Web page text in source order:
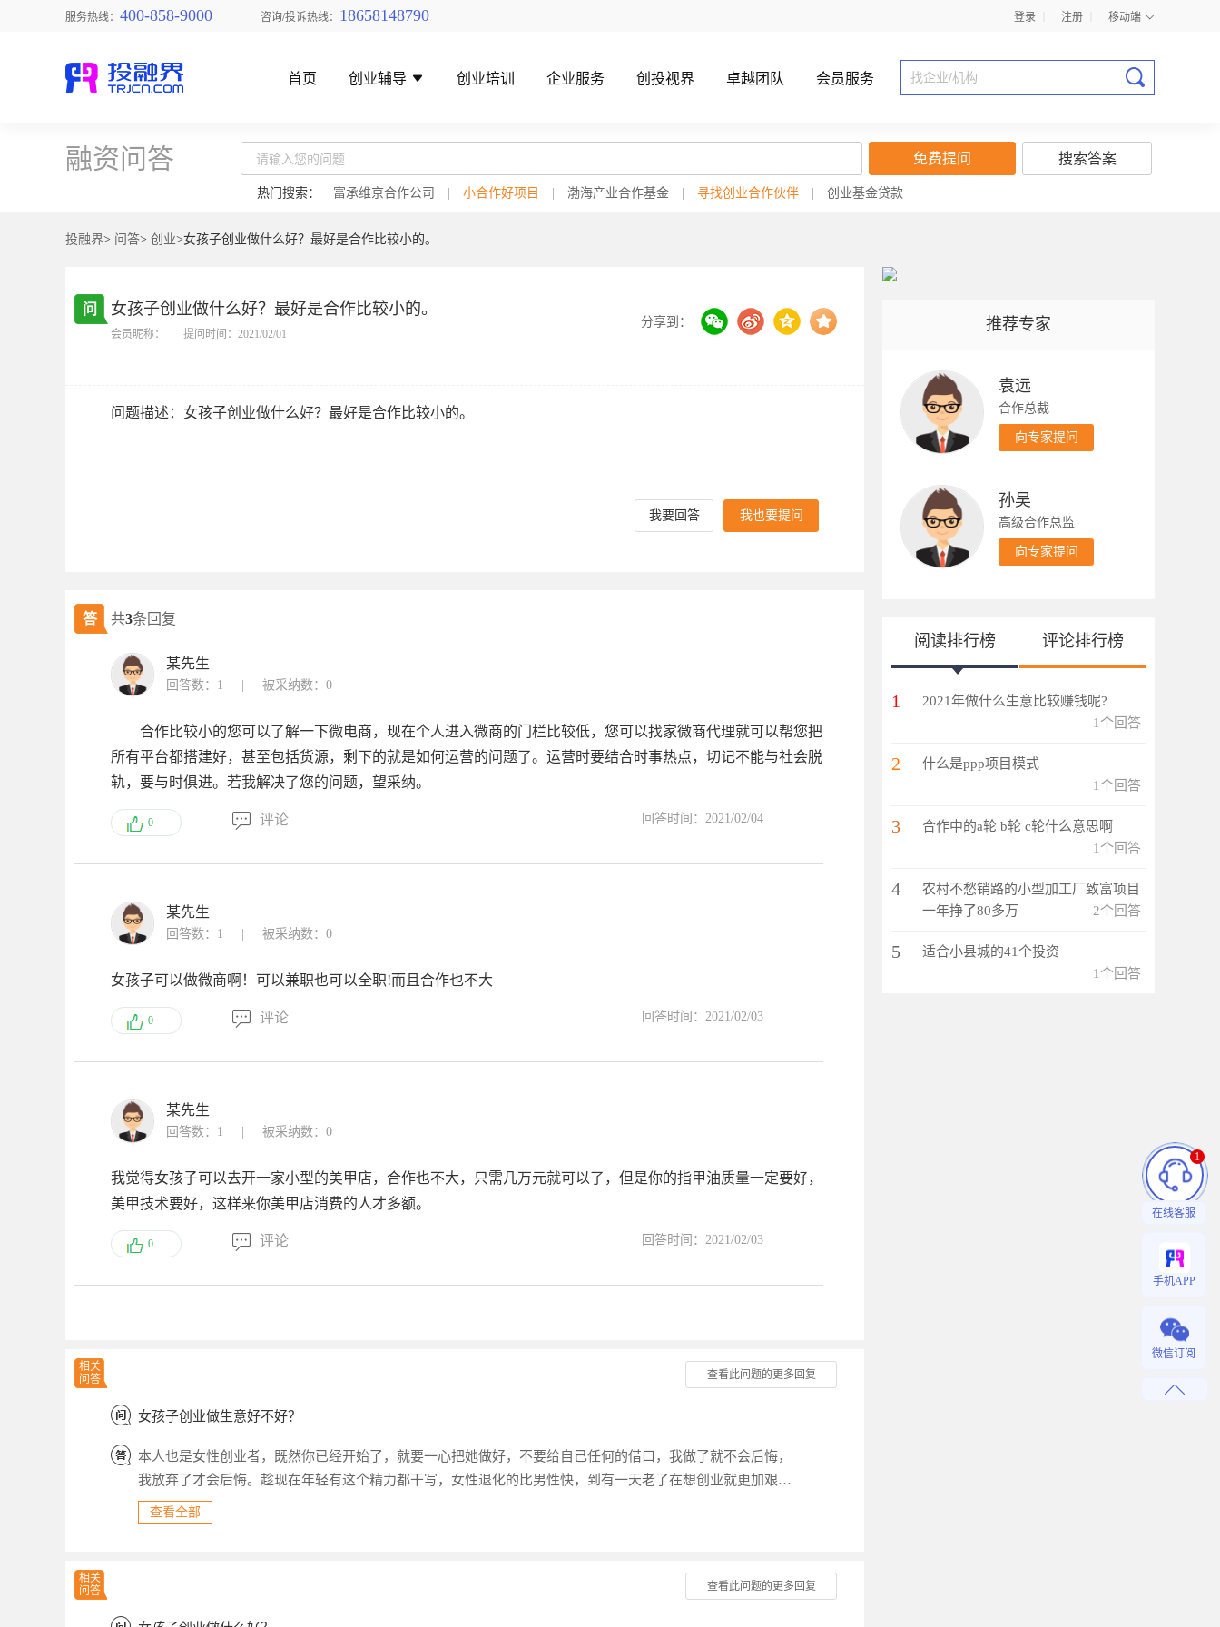
服务热线： 400-858-9000 咨询/投诉热线： 18658148790 登录 注册 移动端
首页 创业辅导 创业培训 企业服务 创投视界 卓越团队 会员服务
找创业项目
融资问答
热门搜索： 富承维京合作公司 小合作好项目 渤海产业合作基金 寻找创业合作伙伴 创业基金贷款
免费提问 搜索答案
投融界> 问答> 创业>女孩子创业做什么好？最好是合作比较小的。
问 女孩子创业做什么好？最好是合作比较小的。
会员昵称： 提问时间：2021/02/01
分享到：
问题描述：女孩子创业做什么好？最好是合作比较小的。
我要回答 我也要提问
答 共3条回复
某先生
回答数：1 被采纳数：0
合作比较小的您可以了解一下微电商，现在个人进入微商的门栏比较低，您可以找家微商代理就可以帮您把
所有平台都搭建好，甚至包括货源，剩下的就是如何运营的问题了。运营时要结合时事热点，切记不能与社会脱
轨，要与时俱进。若我解决了您的问题，望采纳。
0 评论 回答时间：2021/02/04
某先生
回答数：1 被采纳数：0
女孩子可以做微商啊！可以兼职也可以全职!而且合作也不大
0 评论 回答时间：2021/02/03
某先生
回答数：1 被采纳数：0
我觉得女孩子可以去开一家小型的美甲店，合作也不大，只需几万元就可以了，但是你的指甲油质量一定要好，
美甲技术要好，这样来你美甲店消费的人才多额。
0 评论 回答时间：2021/02/03
相关
问答
查看此问题的更多回复
女孩子创业做生意好不好？
本人也是女性创业者，既然你已经开始了，就要一心把她做好，不要给自己任何的借口，我做了就不会后悔，
我放弃了才会后悔。趁现在年轻有这个精力都干写，女性退化的比男性快，到有一天老了在想创业就更加艰难
了。简单轻松的生活每个人都想拥有，但是没有物质的基础怎么轻松啊！
查看全部
相关
问答
查看此问题的更多回复
推荐专家
袁远
合作总裁
向专家提问
孙吴
高级合作总监
向专家提问
阅读排行榜 评论排行榜
1
2021年做什么生意比较赚钱呢?
1个回答
2
什么是ppp项目模式
1个回答
3
合作中的a轮 b轮 c轮什么意思啊
1个回答
4
农村不愁销路的小型加工厂致富项目
一年挣了80多万
2个回答
5
适合小县城的41个投资
1个回答
在线客服
1
手机APP
微信订阅